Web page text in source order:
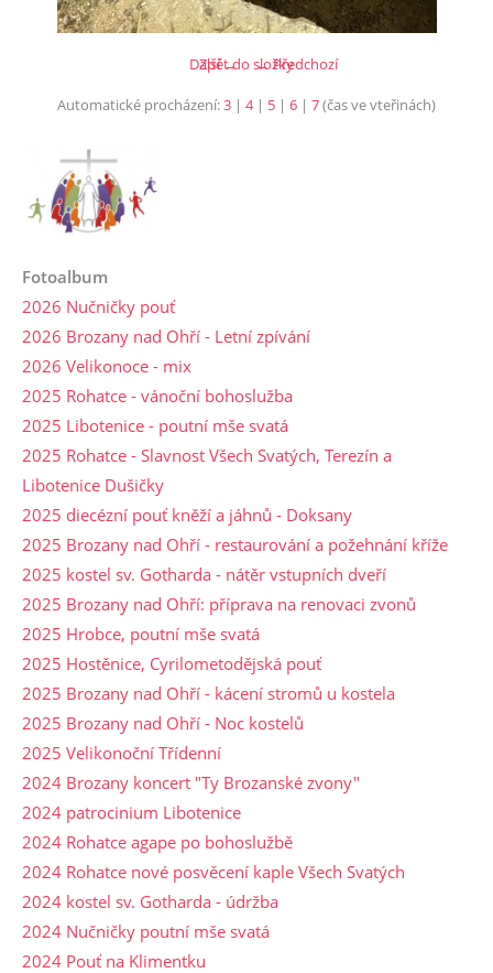
← Předchozí
Další →
Zpět do složky
Automatické procházení:3 | 4| 5 | 6 | 7(čas ve vteřinách)
Fotoalbum
2026 Nučničky pouť
2026 Brozany nad Ohří - Letní zpívání
2026 Velikonoce - mix
2025 Rohatce - vánoční bohoslužba
2025 Libotenice - poutní mše svatá
2025 Rohatce - Slavnost Všech Svatých, Terezín a
Libotenice Dušičky
2025 diecézní pouť kněží a jáhnů - Doksany
2025 Brozany nad Ohří - restaurování a požehnání kříže
2025 kostel sv. Gotharda - nátěr vstupních dveří
2025 Brozany nad Ohří: příprava na renovaci zvonů
2025 Hrobce, poutní mše svatá
2025 Hostěnice, Cyrilometodějská pouť
2025 Brozany nad Ohří - kácení stromů u kostela
2025 Brozany nad Ohří - Noc kostelů
2025 Velikonoční Třídenní
2024 Brozany koncert "Ty Brozanské zvony"
2024 patrocinium Libotenice
2024 Rohatce agape po bohoslužbě
2024 Rohatce nové posvěcení kaple Všech Svatých
2024 kostel sv. Gotharda - údržba
2024 Nučničky poutní mše svatá
2024 Pouť na Klimentku